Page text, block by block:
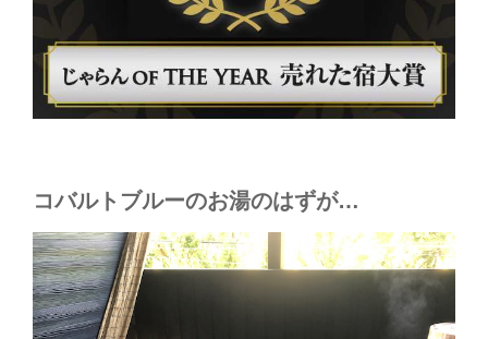
コバルトブルーのお湯のはずが…